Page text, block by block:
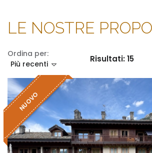
LE NOSTRE
Ordina per:
Più recenti
Risultati:15
NUOVO